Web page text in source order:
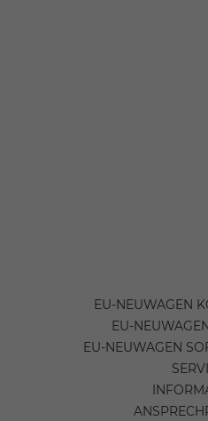
EU-NEUWAGEN
EU-
EU-NEUWAGEN